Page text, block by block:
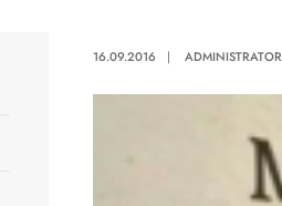
16.09.2016 | ADMINISTRATOR